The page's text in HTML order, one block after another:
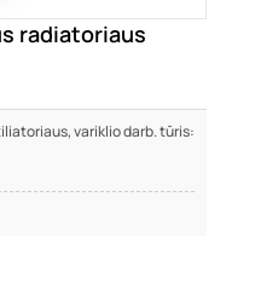
radiatoriaus
variklio darb. tūris: